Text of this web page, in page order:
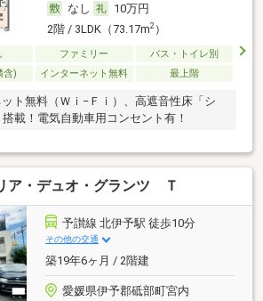
なし
10万円
2階 / 3LDK（73.17m2）
ファミリー
バス・トイレ別
含)
インターネット無料 最上階
ト無料（Ｗｉ−Ｆｉ）、高遮音性床「シ
搭載！電気自動車用コンセント有！
ア・デュオ・グランツ Ｔ
予讃線 北伊予駅 徒歩10分
その他の交通
築19年6ヶ月 / 2階建
愛媛県伊予郡砥部町宮内